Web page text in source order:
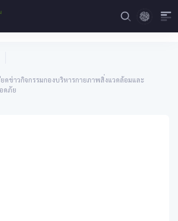
ยดข่าวกิจกรรมกองบริหารกายภาพสิ่งแวดล้อมและ
ดภัย